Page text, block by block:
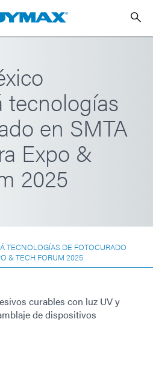
tecnologías
en SMTA
Expo &
2025
TECNOLOGÍAS DE FOTOCURADO
& TECH FORUM 2025
curables con luz UV y
de dispositivos